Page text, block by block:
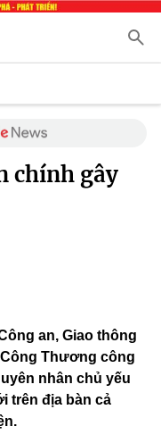
chính gây
an, Giao thông
Thương công
nhân chủ yếu
trên địa bàn cả